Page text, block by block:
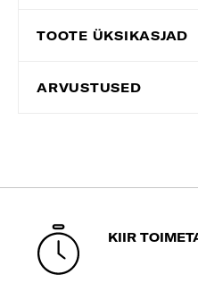
TOOTE ÜKSIKASJAD
ARVUSTUSED
KIIR